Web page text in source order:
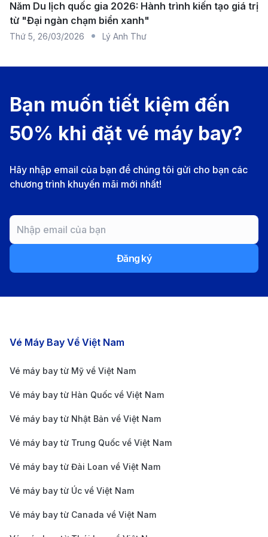
Bảng giá vé máy bay từ Boston đi TP. HCM
các hãng hàng không
hãng hàng không và hạng ghế bạn chọn. Dưới đây là
bảng giá tham khảo của một số hãng hàng không phổ
biến.
Giá vé theo mùa và hạng ghế
dịch vụ chất lượng. (Ảnh: Internet)
Cách di chuyển từ sân bay Tân Sơn
Nhất đến trung tâm TP. HCM
Sau khi hạ cánh tại sân bay quốc tế Tân Sơn Nhất
Năm Du lịch quốc gia 2026: Hành trình kiến tạo giá trị
từ "Đại ngàn chạm biển xanh"
Thứ 5 26/03/2026 Lý Anh Thư
Bạn muốn tiết kiệm đến
50% khi đặt vé máy bay?
Hãy nhập email của bạn để chúng tôi gửi cho bạn các
chương trình khuyến mãi mới nhất!
Đăng ký
Các chặng bay nổi bật
Vé Máy Bay Về Việt Nam
Vé máy bay từ Mỹ về Việt Nam
Vé máy bay từ Hàn Quốc về Việt Nam
Vé máy bay từ Nhật Bản về Việt Nam
Vé máy bay từ Trung Quốc về Việt Nam
Vé máy bay từ Đài Loan về Việt Nam
Vé máy bay từ Úc về Việt Nam
Vé máy bay từ Canada về Việt Nam